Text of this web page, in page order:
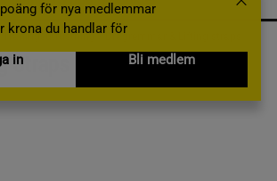
för nya medlemmar
krona du handlar för
in
Bli medlem
Träningsutrustning / Dragremmar & Lifting straps
Straps with Dowel, Black